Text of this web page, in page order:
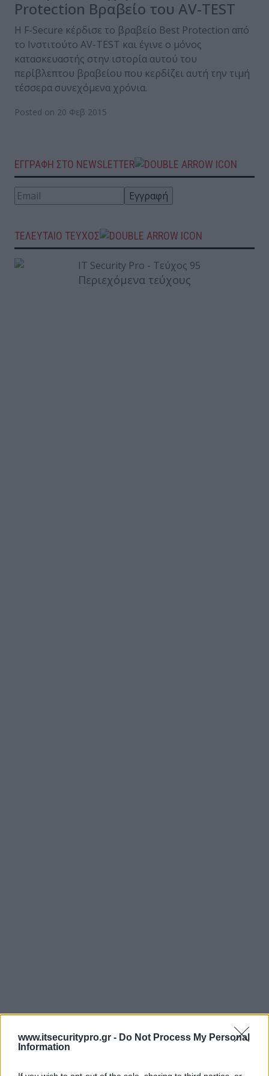
www.itsecuritypro.gr - Do Not Process My Personal
Information
Protection Βραβείο του AV-TEST
Η F-Secure κέρδισε το βραβείο Best Protection από
το Ινστιτούτο AV-TEST και έγινε ο μόνος
κατασκευαστής στην ιστορία αυτού του
περίβλεπτου βραβείου που κερδίζει αυτή την τιμή
τέσσερα συνεχόμενα χρόνια.
Posted on 20 Φεβ 2015
ΕΓΓΡΑΦΗ ΣΤΟ NEWSLETTER
ΤΕΛΕΥΤΑΙΟ ΤΕΥΧΟΣ
Περιεχόμενα τεύχους